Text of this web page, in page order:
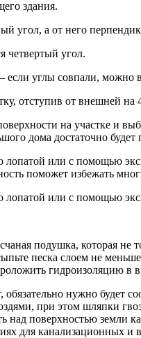
здания.
угол, а от него
четвертый угол.
если углы совпали,
отступив от внешней
на участке и
дома достаточно будет
или с помощью
поможет избежать
или с помощью
подушка, которая не
песка слоем не
гидроизоляцию в
нужно будет
при этом шляпки
над поверхностью земли
для канализационных